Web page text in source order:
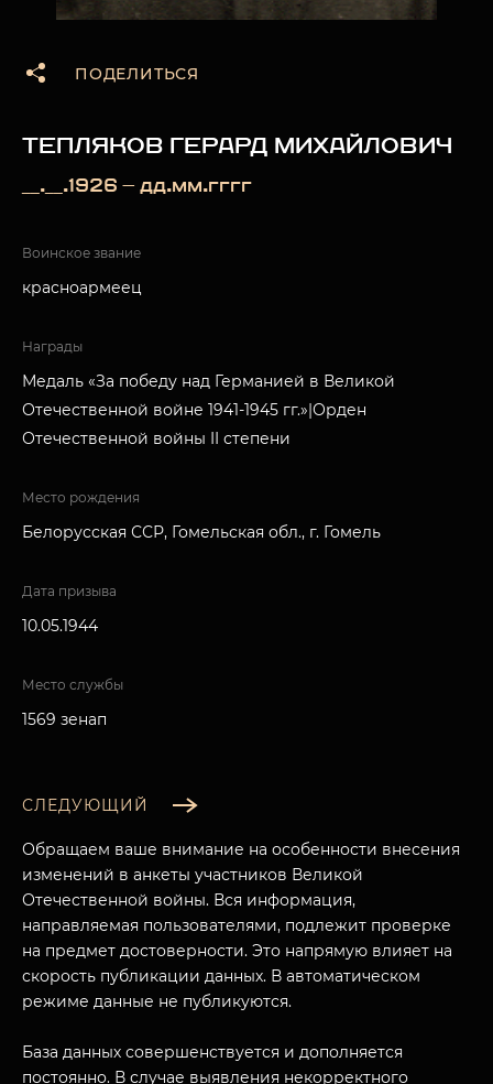
ПОДЕЛИТЬСЯ
ТЕПЛЯКОВ ГЕРАРД МИХАЙЛОВИЧ
__.__.1926 — дд.мм.гггг
Воинское звание
красноармеец
Награды
Медаль «За победу над Германией в Великой
Отечественной войне 1941-1945 гг.»|Орден
Отечественной войны II степени
Место рождения
Белорусская ССР, Гомельская обл., г. Гомель
Дата призыва
10.05.1944
Место службы
1569 зенап
СЛЕДУЮЩИЙ
Обращаем ваше внимание на особенности внесения
изменений в анкеты участников Великой
Отечественной войны. Вся информация,
направляемая пользователями, подлежит проверке
на предмет достоверности. Это напрямую влияет на
скорость публикации данных. В автоматическом
режиме данные не публикуются.
База данных совершенствуется и дополняется
постоянно. В случае выявления некорректного